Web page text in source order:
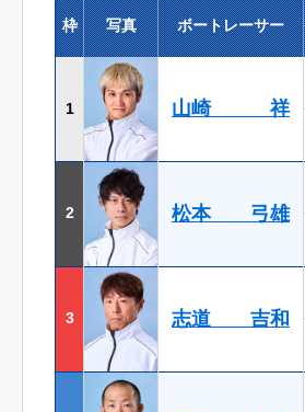
枠 写真 ボートレーサー
1 山崎 祥
2 松本 弓雄
3 志道 吉和